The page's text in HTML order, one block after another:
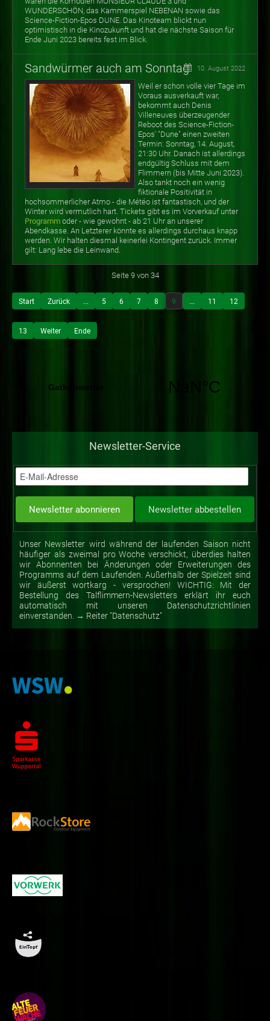
WUNDERSCHÖN, das Kammerspiel NEBENAN sowie das
Science-Fiction-Epos DUNE. Das Kinoteam blickt nun
optimistisch in die Kinozukunft und hat die nächste Saison für
Ende Juni 2023 bereits fest im Blick.
Sandwürmer auch am Sonntag 10. August 2022
Weil er schon volle vier Tage im
Voraus ausverkauft war,
bekommt auch Denis
Villeneuves überzeugender
Reboot des Science-Fiction-
Epos' "Dune" einen zweiten
Termin: Sonntag, 14. August,
21:30 Uhr. Danach ist allerdings
endgültig Schluss mit dem
Flimmern (bis Mitte Juni 2023).
Also tankt noch ein wenig
fiktionale Positivität in
hochsommerlicher Atmo - die Météo ist fantastisch, und der
Winter wird vermutlich hart. Tickets gibt es im Vorverkauf unter
Programm oder - wie gewohnt - ab 21 Uhr an unserer
Abendkasse. An Letzterer könnte es allerdings durchaus knapp
werden. Wir halten diesmal keinerlei Kontingent zurück. Immer
gilt: Lang lebe die Leinwand.
Seite 9 von 34
Start Zurück ... 5 6 7 8 9 ... 11 12
13 Weiter Ende
Newsletter-Service
Unser Newsletter wird während der laufenden Saison nicht
häufiger als zweimal pro Woche verschickt, überdies halten
wir Abonnenten bei Änderungen oder Erweiterungen des
Programms auf dem Laufenden. Außerhalb der Spielzeit sind
wir äußerst wortkarg - versprochen! WICHTIG: Mit der
Bestellung des Talflimmern-Newsletters erklärt ihr euch
automatisch mit unseren Datenschutzrichtlinien
einverstanden. → Reiter "Datenschutz"